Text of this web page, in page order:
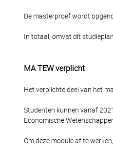
De masterproef wordt
In totaal, omvat dit studieplan
MA TEW verplicht
Het verplichte deel van het
Studenten kunnen vanaf
Economische
Om deze module af te